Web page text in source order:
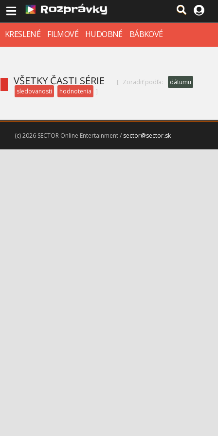
KRESLENÉ FILMOVÉ HUDOBNÉ BÁBKOVÉ
VŠETKY ČASTI SÉRIE [ Zoradiť podľa:
dátumu
sledovanosti
hodnotenia ]
(c) 2026 SECTOR Online Entertainment / sector@sector.sk